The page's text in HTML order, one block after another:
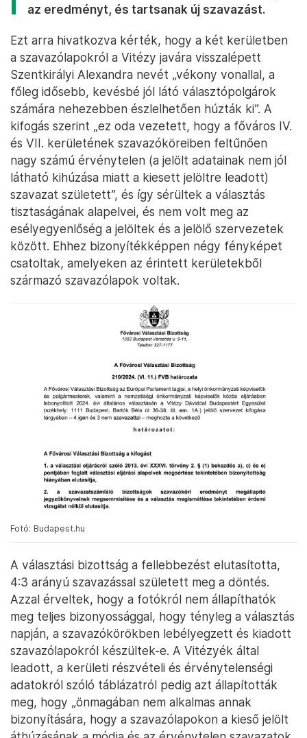
az eredményt, és tartsanak új szavazást.
Ezt arra hivatkozva kérték, hogy a két kerületben
a szavazólapokról a Vitézy javára visszalépett
Szentkirályi Alexandra nevét „vékony vonallal, a
főleg idősebb, kevésbé jól látó választópolgárok
számára nehezebben észlelhetően húzták ki”. A
kifogás szerint „ez oda vezetett, hogy a főváros IV.
és VII. kerületének szavazóköreiben feltűnően
nagy számú érvénytelen (a jelölt adatainak nem jól
látható kihúzása miatt a kiesett jelöltre leadott)
szavazat született”, és így sérültek a választás
tisztaságának alapelvei, és nem volt meg az
esélyegyenlőség a jelöltek és a jelölő szervezetek
között. Ehhez bizonyítékképpen négy fényképet
csatoltak, amelyeken az érintett kerületekből
származó szavazólapok voltak.
Fotó: Budapest.hu
A választási bizottság a fellebbezést elutasította,
4:3 arányú szavazással született meg a döntés.
Azzal érveltek, hogy a fotókról nem állapíthatók
meg teljes bizonyossággal, hogy tényleg a választás
napján, a szavazókörökben lebélyegzett és kiadott
szavazólapokról készültek-e. A Vitézyék által
leadott, a kerületi részvételi és érvénytelenségi
adatokról szóló táblázatról pedig azt állapították
meg, hogy „önmagában nem alkalmas annak
bizonyítására, hogy a szavazólapokon a kieső jelölt